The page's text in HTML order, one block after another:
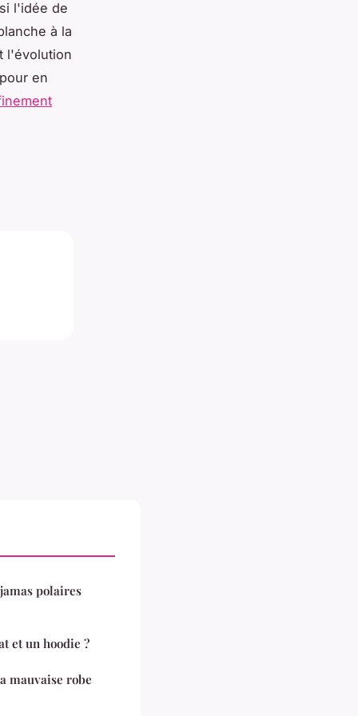
l'idée de
à la
l'évolution
en
polaires
et un hoodie ?
mauvaise robe